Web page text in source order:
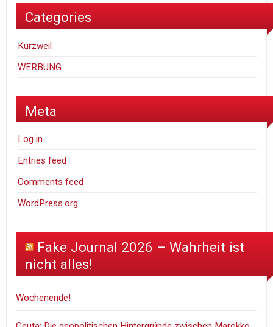
Categories
Kurzweil
WERBUNG
Meta
Log in
Entries feed
Comments feed
WordPress.org
Fake Journal 2026 – Wahrheit ist
nicht alles!
Wochenende!